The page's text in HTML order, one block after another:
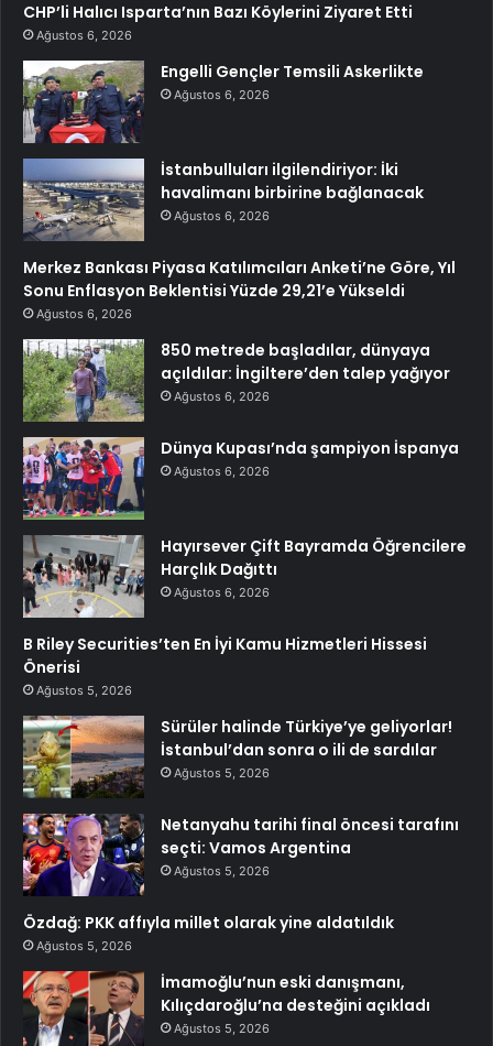
CHP’li Halıcı Isparta’nın Bazı Köylerini Ziyaret Etti
Ağustos 6, 2026
Engelli Gençler Temsili Askerlikte
Ağustos 6, 2026
İstanbulluları ilgilendiriyor: İki
havalimanı birbirine bağlanacak
Ağustos 6, 2026
Merkez Bankası Piyasa Katılımcıları Anketi’ne Göre, Yıl
Sonu Enflasyon Beklentisi Yüzde 29,21’e Yükseldi
Ağustos 6, 2026
850 metrede başladılar, dünyaya
açıldılar: İngiltere’den talep yağıyor
Ağustos 6, 2026
Dünya Kupası’nda şampiyon İspanya
Ağustos 6, 2026
Hayırsever Çift Bayramda Öğrencilere
Harçlık Dağıttı
Ağustos 6, 2026
B Riley Securities’ten En İyi Kamu Hizmetleri Hissesi
Önerisi
Ağustos 5, 2026
Sürüler halinde Türkiye’ye geliyorlar!
İstanbul’dan sonra o ili de sardılar
Ağustos 5, 2026
Netanyahu tarihi final öncesi tarafını
seçti: Vamos Argentina
Ağustos 5, 2026
Özdağ: PKK affıyla millet olarak yine aldatıldık
Ağustos 5, 2026
İmamoğlu’nun eski danışmanı,
Kılıçdaroğlu’na desteğini açıkladı
Ağustos 5, 2026